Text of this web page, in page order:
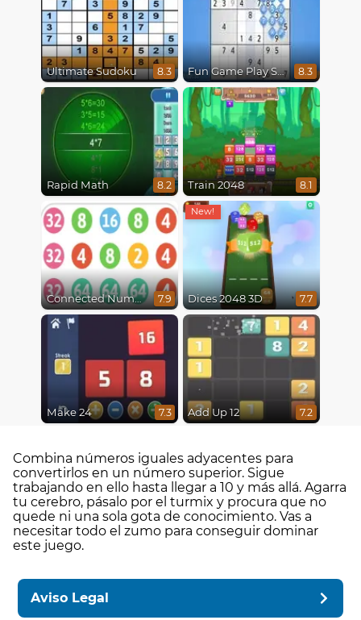
Ultimate Sudoku 8.3 Fun Game Play Sudoku 8.3
Rapid Math 8.2 Train 2048 8.1
Connected Numbers 7.9 Dices 2048 3D 7.7
Make 24 7.3 Add Up 12 7.2
Combina números iguales adyacentes para
convertirlos en un número superior. Sigue
trabajando en ello hasta llegar a 10 y más allá. Agarra
tu cerebro, pásalo por el turmix y procura que no
quede ni una sola gota de conocimiento. Vas a
necesitar todo el zumo para conseguir dominar
este juego.
Aviso Legal